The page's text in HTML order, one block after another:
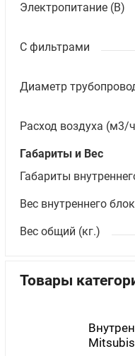
Электропитание (В)
С фильтрами
Диаметр
Расход воздуха (м3/
Габариты и Вес
Вес внутреннего
Вес общий (кг.)
Товары